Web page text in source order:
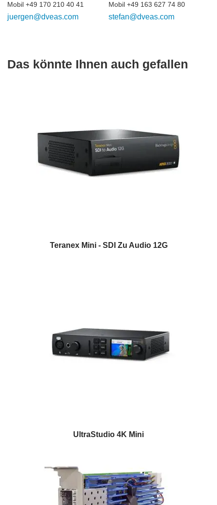
Mobil +49 170 210 40 41
juergen@dveas.com
Mobil +49 163 627 74 80
stefan@dveas.com
Das könnte Ihnen auch gefallen
Teranex Mini - SDI Zu Audio 12G
UltraStudio 4K Mini